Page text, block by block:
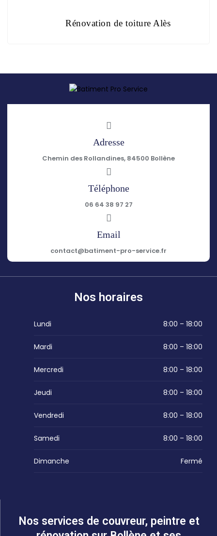
Rénovation de toiture Alès
Adresse
Chemin des Rollandines, 84500 Bollène
Téléphone
06 64 38 97 27
Email
contact@batiment-pro-service.fr
Nos horaires
Lundi 8:00 – 18:00
Mardi 8:00 – 18:00
Mercredi 8:00 – 18:00
Jeudi 8:00 – 18:00
Vendredi 8:00 – 18:00
Samedi 8:00 – 18:00
Dimanche Fermé
Nos services de couvreur, peintre et